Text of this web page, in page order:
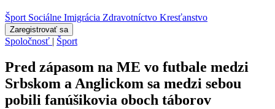
Šport Sociálne Imigrácia Zdravotníctvo Kresťanstvo
Zaregistrovať sa
Spoločnosť | Šport
Pred zápasom na ME vo futbale medzi
Srbskom a Anglickom sa medzi sebou
pobili fanúšikovia oboch táborov